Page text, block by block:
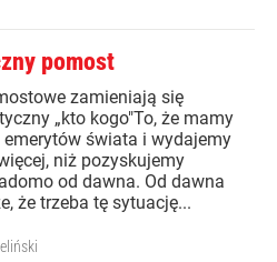
pomost
zamieniają się
„kto kogo"To, że mamy
emerytów świata i wydajemy
niż pozyskujemy
od dawna. Od dawna
że trzeba tę sytuację...